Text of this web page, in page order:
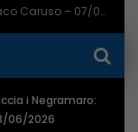
Napoli a Castel di Sangro, il bilancio del sindaco Caruso – 07/08/2026
i Negramaro:
06/2026